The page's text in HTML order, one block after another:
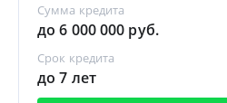
Сумма кредита
до 6 000 000 руб.
Срок кредита
до 7 лет